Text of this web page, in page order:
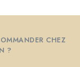
CHEZ
?